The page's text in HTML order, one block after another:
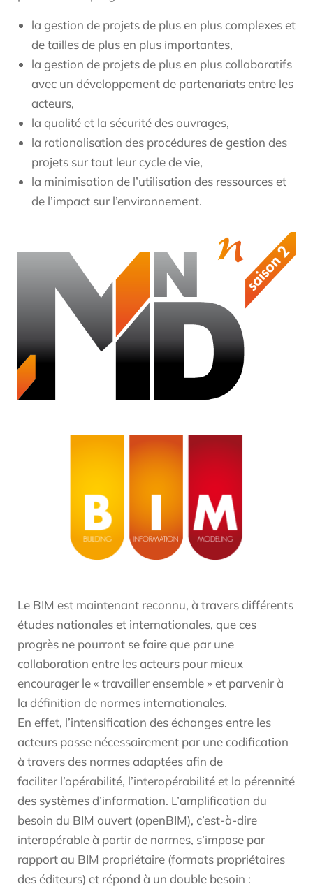
la gestion de projets de plus en plus complexes et
de tailles de plus en plus importantes,
la gestion de projets de plus en plus collaboratifs
avec un développement de partenariats entre les
acteurs,
la qualité et la sécurité des ouvrages,
la rationalisation des procédures de gestion des
projets sur tout leur cycle de vie,
la minimisation de l’utilisation des ressources et
de l’impact sur l’environnement.
Le BIM est maintenant reconnu, à travers différents
études nationales et internationales, que ces
progrès ne pourront se faire que par une
collaboration entre les acteurs pour mieux
encourager le « travailler ensemble » et parvenir à
la définition de normes internationales.
En effet, l’intensification des échanges entre les
acteurs passe nécessairement par une codification
à travers des normes adaptées afin de
faciliter l’opérabilité, l’interopérabilité et la pérennité
des systèmes d’information. L’amplification du
besoin du BIM ouvert (openBIM), c’est-à-dire
interopérable à partir de normes, s’impose par
rapport au BIM propriétaire (formats propriétaires
des éditeurs) et répond à un double besoin :